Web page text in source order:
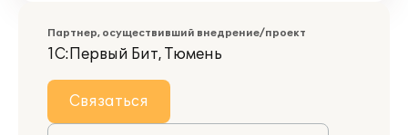
Партнер, осуществивший внедрение/проект
1С:Первый Бит, Тюмень
Связаться